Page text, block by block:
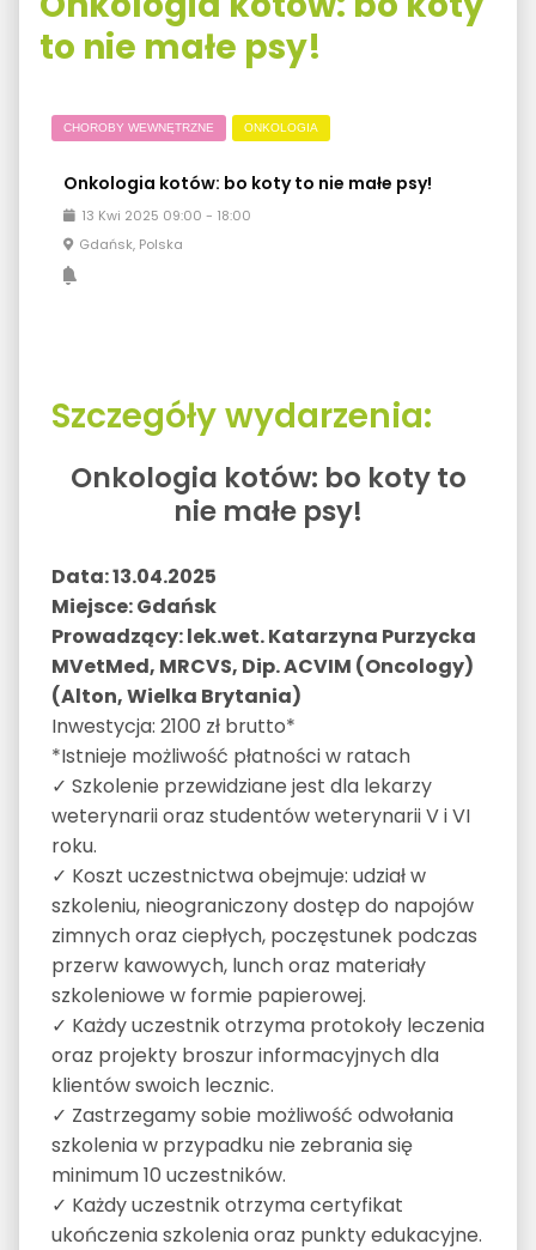
to nie małe psy!
CHOROBY WEWNĘTRZNE ONKOLOGIA
Onkologia kotów: bo koty to nie małe psy!
13 Kwi 2025 09:00 - 18:00
Gdańsk, Polska
Szczegóły wydarzenia:
Onkologia kotów: bo koty to
nie małe psy!
Data: 13.04.2025
Miejsce: Gdańsk
Prowadzący: lek.wet. Katarzyna Purzycka
MVetMed, MRCVS, Dip. ACVIM (Oncology)
(Alton, Wielka Brytania)
Inwestycja: 2100 zł brutto*
*Istnieje możliwość płatności w ratach
✓ Szkolenie przewidziane jest dla lekarzy
weterynarii oraz studentów weterynarii V i VI
roku.
✓ Koszt uczestnictwa obejmuje: udział w
szkoleniu, nieograniczony dostęp do napojów
zimnych oraz ciepłych, poczęstunek podczas
przerw kawowych, lunch oraz materiały
szkoleniowe w formie papierowej.
✓ Każdy uczestnik otrzyma protokoły leczenia
oraz projekty broszur informacyjnych dla
klientów swoich lecznic.
✓ Zastrzegamy sobie możliwość odwołania
szkolenia w przypadku nie zebrania się
minimum 10 uczestników.
✓ Każdy uczestnik otrzyma certyfikat
ukończenia szkolenia oraz punkty edukacyjne.